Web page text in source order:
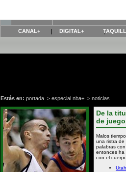
CANAL+ DIGITAL+
Estás en: portada > especial nba+ > noticias
De la
de
Malos
una ristra de
palabras
entonces ha
con el